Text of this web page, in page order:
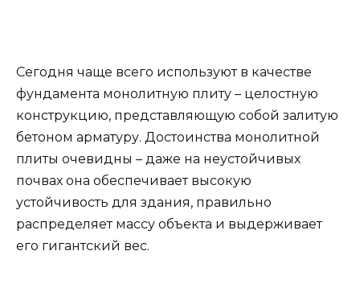
Сегодня чаще всего используют в качестве
фундамента монолитную плиту – целостную
конструкцию, представляющую собой залитую
бетоном арматуру. Достоинства монолитной
плиты очевидны – даже на неустойчивых
почвах она обеспечивает высокую
устойчивость для здания, правильно
распределяет массу объекта и выдерживает
его гигантский вес.